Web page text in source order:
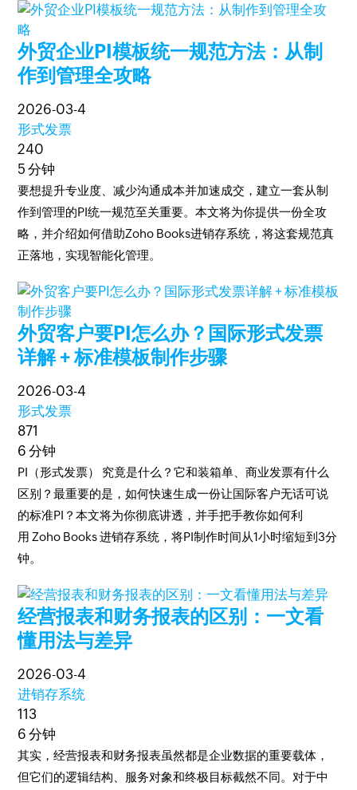
外贸企业PI模板统一规范方法：从制
作到管理全攻略
2026-03-4
形式发票
240
5 分钟
要想提升专业度、减少沟通成本并加速成交，建立一套从制
作到管理的PI统一规范至关重要。本文将为你提供一份全攻
略，并介绍如何借助Zoho Books进销存系统，将这套规范真
正落地，实现智能化管理。
外贸客户要PI怎么办？国际形式发票
详解 + 标准模板制作步骤
2026-03-4
形式发票
871
6 分钟
PI（形式发票） 究竟是什么？它和装箱单、商业发票有什么
区别？最重要的是，如何快速生成一份让国际客户无话可说
的标准PI？本文将为你彻底讲透，并手把手教你如何利
用 Zoho Books 进销存系统，将PI制作时间从1小时缩短到3分
钟。
经营报表和财务报表的区别：一文看
懂用法与差异
2026-03-4
进销存系统
113
6 分钟
其实，经营报表和财务报表虽然都是企业数据的重要载体，
但它们的逻辑结构、服务对象和终极目标截然不同。对于中